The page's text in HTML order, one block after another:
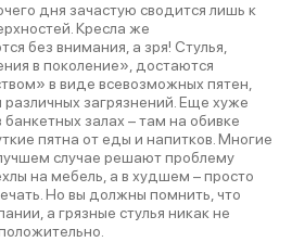
дня зачастую сводится лишь к
Кресла же
без внимания, а зря! Стулья,
в поколение», достаются
в виде всевозможных пятен,
загрязнений. Еще хуже
залах – там на обивке
пятна от еды и напитков. Многие
случае решают проблему
на мебель, а в худшем – просто
Но вы должны помнить, что
а грязные стулья никак не